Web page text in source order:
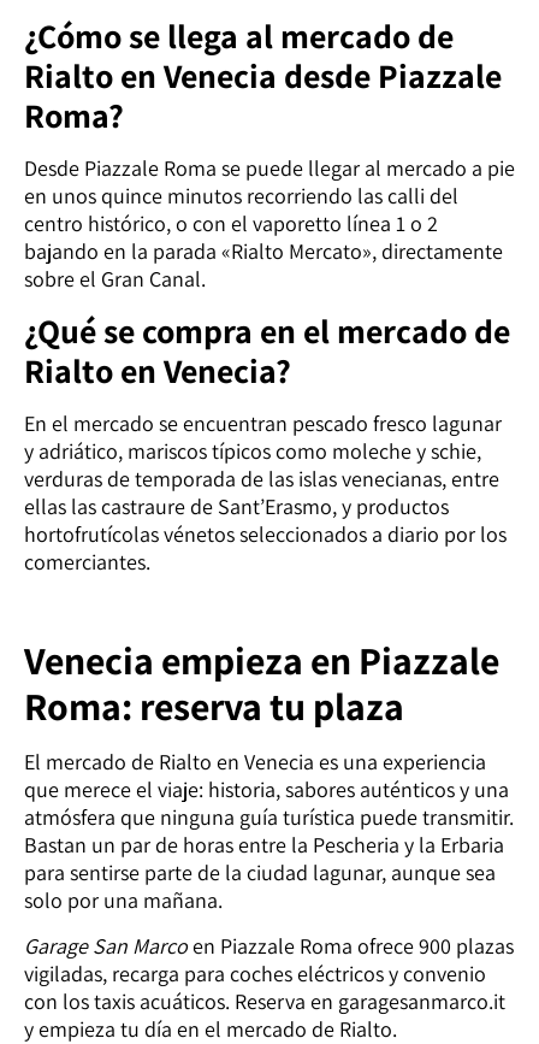
¿Cómo se llega al mercado de
Rialto en Venecia desde Piazzale
Roma?
Desde Piazzale Roma se puede llegar al mercado a pie
en unos quince minutos recorriendo las calli del
centro histórico, o con el vaporetto línea 1 o 2
bajando en la parada «Rialto Mercato», directamente
sobre el Gran Canal.
¿Qué se compra en el mercado de
Rialto en Venecia?
En el mercado se encuentran pescado fresco lagunar
y adriático, mariscos típicos como moleche y schie,
verduras de temporada de las islas venecianas, entre
ellas las castraure de Sant’Erasmo, y productos
hortofrutícolas vénetos seleccionados a diario por los
comerciantes.
Venecia empieza en Piazzale
Roma: reserva tu plaza
El mercado de Rialto en Venecia es una experiencia
que merece el viaje: historia, sabores auténticos y una
atmósfera que ninguna guía turística puede transmitir.
Bastan un par de horas entre la Pescheria y la Erbaria
para sentirse parte de la ciudad lagunar, aunque sea
solo por una mañana.
Garage San Marcoen Piazzale Roma ofrece 900 plazas
vigiladas, recarga para coches eléctricos y convenio
con los taxis acuáticos. Reserva en garagesanmarco.it
y empieza tu día en el mercado de Rialto.